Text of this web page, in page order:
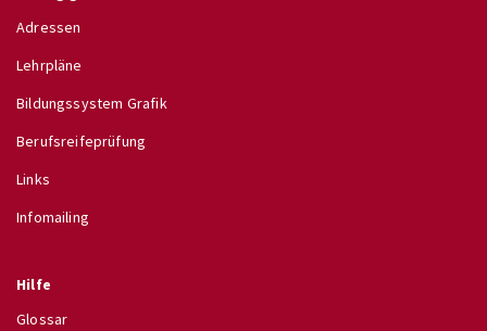
Adressen
Lehrpläne
Bildungssystem Grafik
Berufsreifeprüfung
Links
Infomailing
Hilfe
Glossar